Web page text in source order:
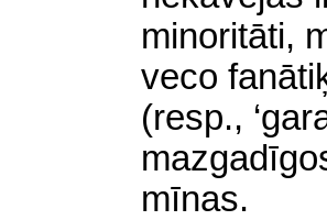
minoritāti,
veco
(resp.,
mīnas.